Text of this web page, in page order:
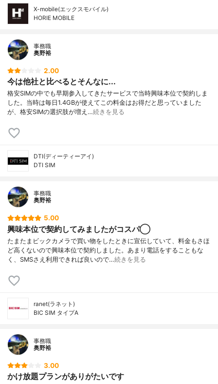
X-mobile(エックスモバイル)
HORIE MOBILE
事務職
奥野裕
2.00
今は他社と比べるとそんなに...
格安SIMの中でも早期参入してきたサービスで当時興味本位で契約しま
した。当時は毎日1.4GBが使えてこの料金はお得だと思っていました
が、格安SIMの選択肢が増え…続きを見る
DTI(ディーティーアイ)
DTI SIM
事務職
奥野裕
5.00
興味本位で契約してみましたがコスパ◯
たまたまビックカメラで買い物をしたときに宣伝していて、料金もさほ
ど高くないので興味本位で契約しました。あまり電話をすることもな
く、SMSさえ利用できれば良いので…続きを見る
ranet(ラネット)
BIC SIM タイプA
事務職
奥野裕
3.00
かけ放題プランがありがたいです